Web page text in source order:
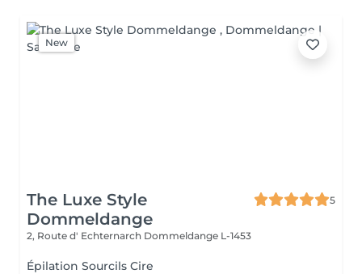
New
The Luxe Style
Dommeldange
5
2, Route d' Echternarch Dommeldange L-1453
Épilation Sourcils Cire